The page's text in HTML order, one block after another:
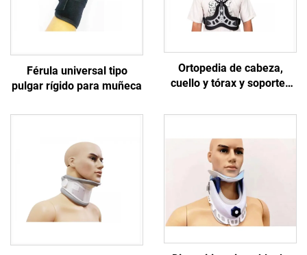
Férula universal tipo
pulgar rígido para muñeca
Ortopedia de cabeza,
cuello y tórax y soportes